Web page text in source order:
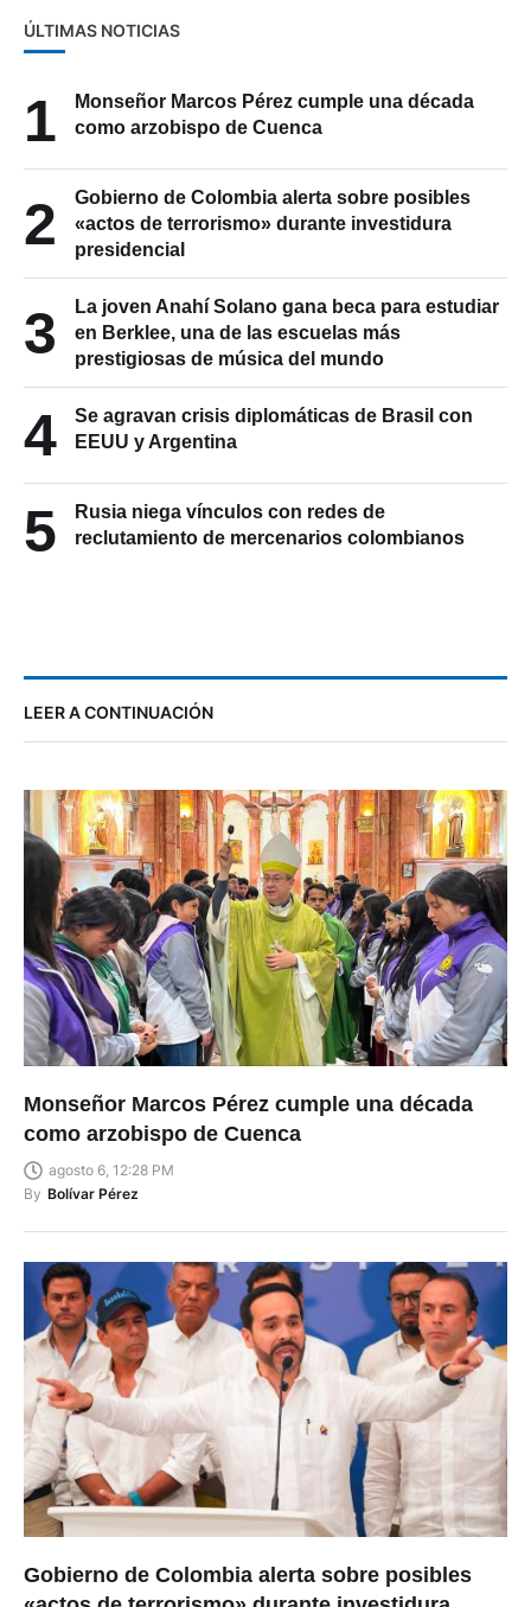
ÚLTIMAS NOTICIAS
1
Monseñor Marcos Pérez cumple una década
como arzobispo de Cuenca
2
Gobierno de Colombia alerta sobre posibles
«actos de terrorismo» durante investidura
presidencial
3
La joven Anahí Solano gana beca para estudiar
en Berklee, una de las escuelas más
prestigiosas de música del mundo
4
Se agravan crisis diplomáticas de Brasil con
EEUU y Argentina
5
Rusia niega vínculos con redes de
reclutamiento de mercenarios colombianos
LEER A CONTINUACIÓN
Monseñor Marcos Pérez cumple una década
como arzobispo de Cuenca
agosto 6, 12:28 PM
By Bolívar Pérez
Gobierno de Colombia alerta sobre posibles